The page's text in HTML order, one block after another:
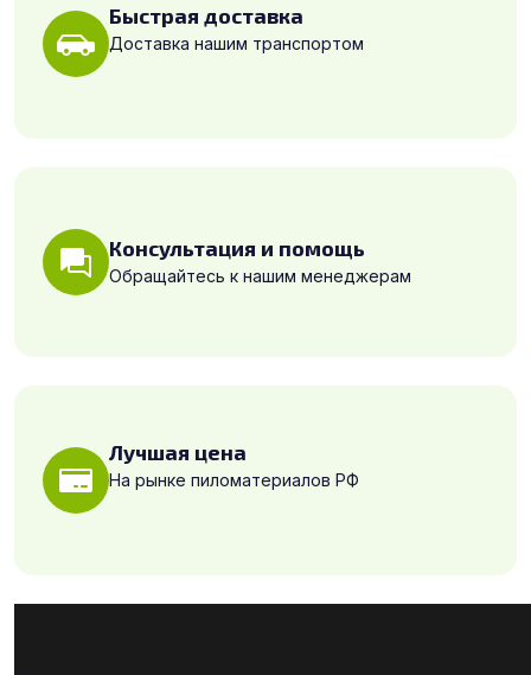
Быстрая доставка
Доставка нашим транспортом
Консультация и помощь
Обращайтесь к нашим менеджерам
Лучшая цена
На рынке пиломатериалов РФ